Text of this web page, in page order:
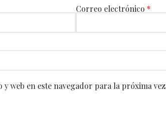
Correo electrónico *
web en este navegador para la próxima